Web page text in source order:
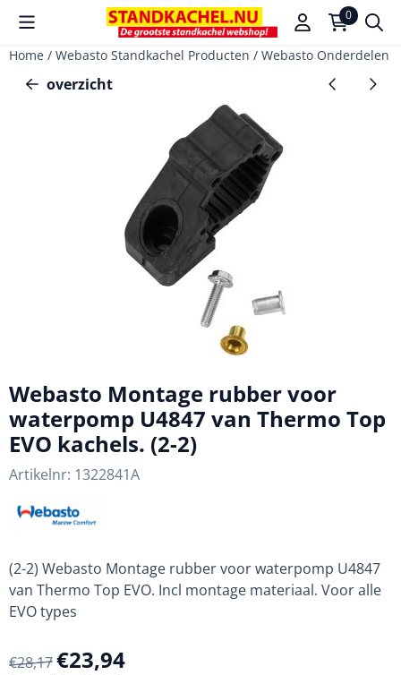
Cookievoorkeuren zijn beschikbaar. Kies instellingen of sta
0
Home / Webasto Standkachel Producten / Webasto Onderdelen
overzicht
Webasto Montage rubber voor
waterpomp U4847 van Thermo Top
EVO kachels. (2-2)
Artikelnr: 1322841A
(2-2) Webasto Montage rubber voor waterpomp U4847
van Thermo Top EVO. Incl montage materiaal. Voor alle
EVO types
€28,17€23,94